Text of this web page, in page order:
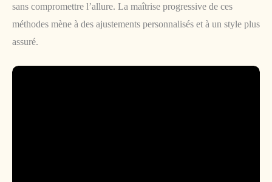
sans compromettre l’allure. La maîtrise progressive de ces
méthodes mène à des ajustements personnalisés et à un style plus
assuré.